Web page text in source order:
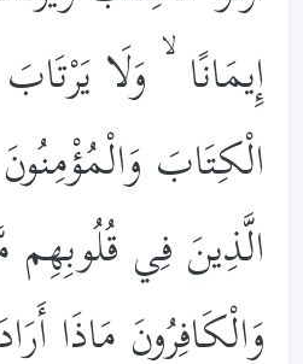
إِيمَانًا ۙ وَلَا
الْكِتَابَ
الَّذِينَ فِي
وَالْكَافِرُونَ مَاذَا